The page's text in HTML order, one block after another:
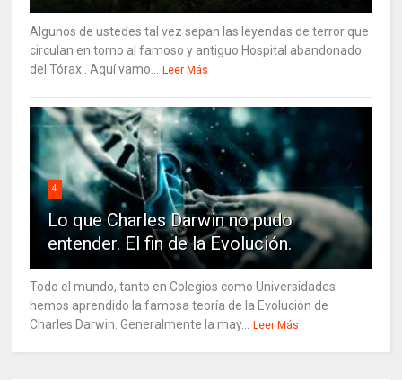
Algunos de ustedes tal vez sepan las leyendas de terror que
circulan en torno al famoso y antiguo Hospital abandonado
del Tórax . Aquí vamo...
Leer Más
4
Lo que Charles Darwin no pudo
entender. El fin de la Evolución.
Todo el mundo, tanto en Colegios como Universidades
hemos aprendido la famosa teoría de la Evolución de
Charles Darwin. Generalmente la may...
Leer Más